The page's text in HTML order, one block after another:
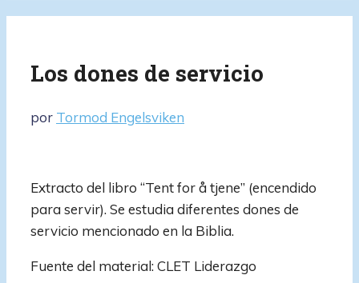
Los dones de servicio
por Tormod Engelsviken
Extracto del libro “Tent for å tjene” (encendido
para servir). Se estudia diferentes dones de
servicio mencionado en la Biblia.
Fuente del material: CLET Liderazgo